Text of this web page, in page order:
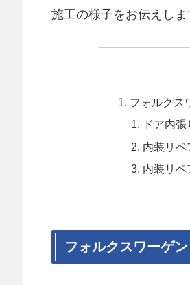
施工の様子をお伝えしま
フォルクス
ドア内
内装リペ
内装リ
フォルクスワーゲ